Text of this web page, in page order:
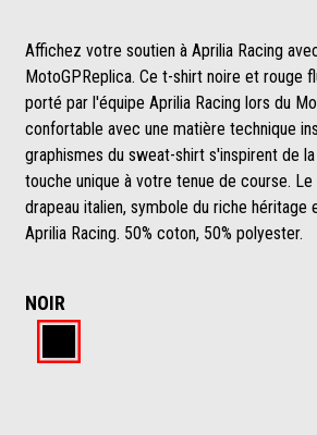
Affichez votre soutien à Aprilia Racing
MotoGPReplica. Ce t-shirt noire et rouge
porté par l'équipe Aprilia Racing lors du
confortable avec une matière technique
graphismes du sweat-shirt s'inspirent de
touche unique à votre tenue de course.
drapeau italien, symbole du riche
Aprilia Racing. 50% coton, 50% polyester.
NOIR